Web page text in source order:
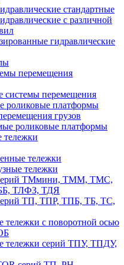
стандартные
с различной
гидравлические
перемещения
системы перемещения
роликовые платформы
грузов
роликовые платформы
тележки
тележки
тележки
ТМмини, ТММ, ТМС,
ТЛФЗ, ТДЯ
ТП, ТПР, ТПБ, ТБ, ТС,
тележки с поворотной осью
тележки серий ТПУ, ТПДУ,